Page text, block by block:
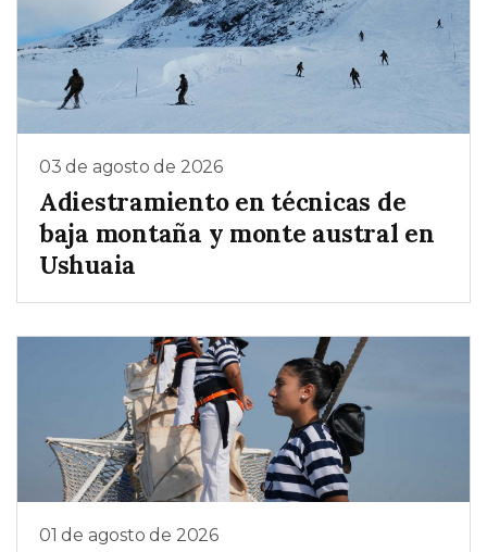
03 de agosto de 2026
Adiestramiento en técnicas de
baja montaña y monte austral en
Ushuaia
01 de agosto de 2026